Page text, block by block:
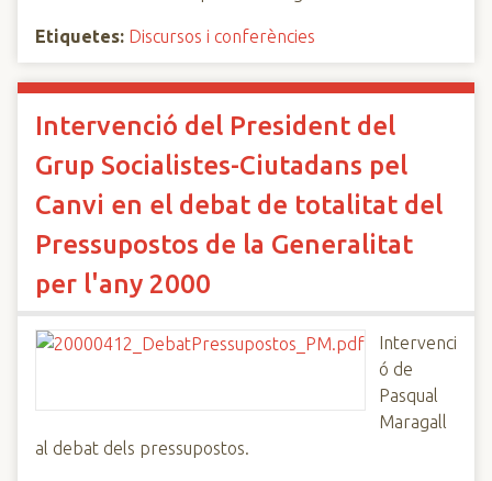
Etiquetes: Discursos i conferències
Intervenció del President del
Grup Socialistes-Ciutadans pel
Canvi en el debat de totalitat del
Pressupostos de la Generalitat
per l'any 2000
Intervenci
ó de
Pasqual
Maragall
al debat dels pressupostos.